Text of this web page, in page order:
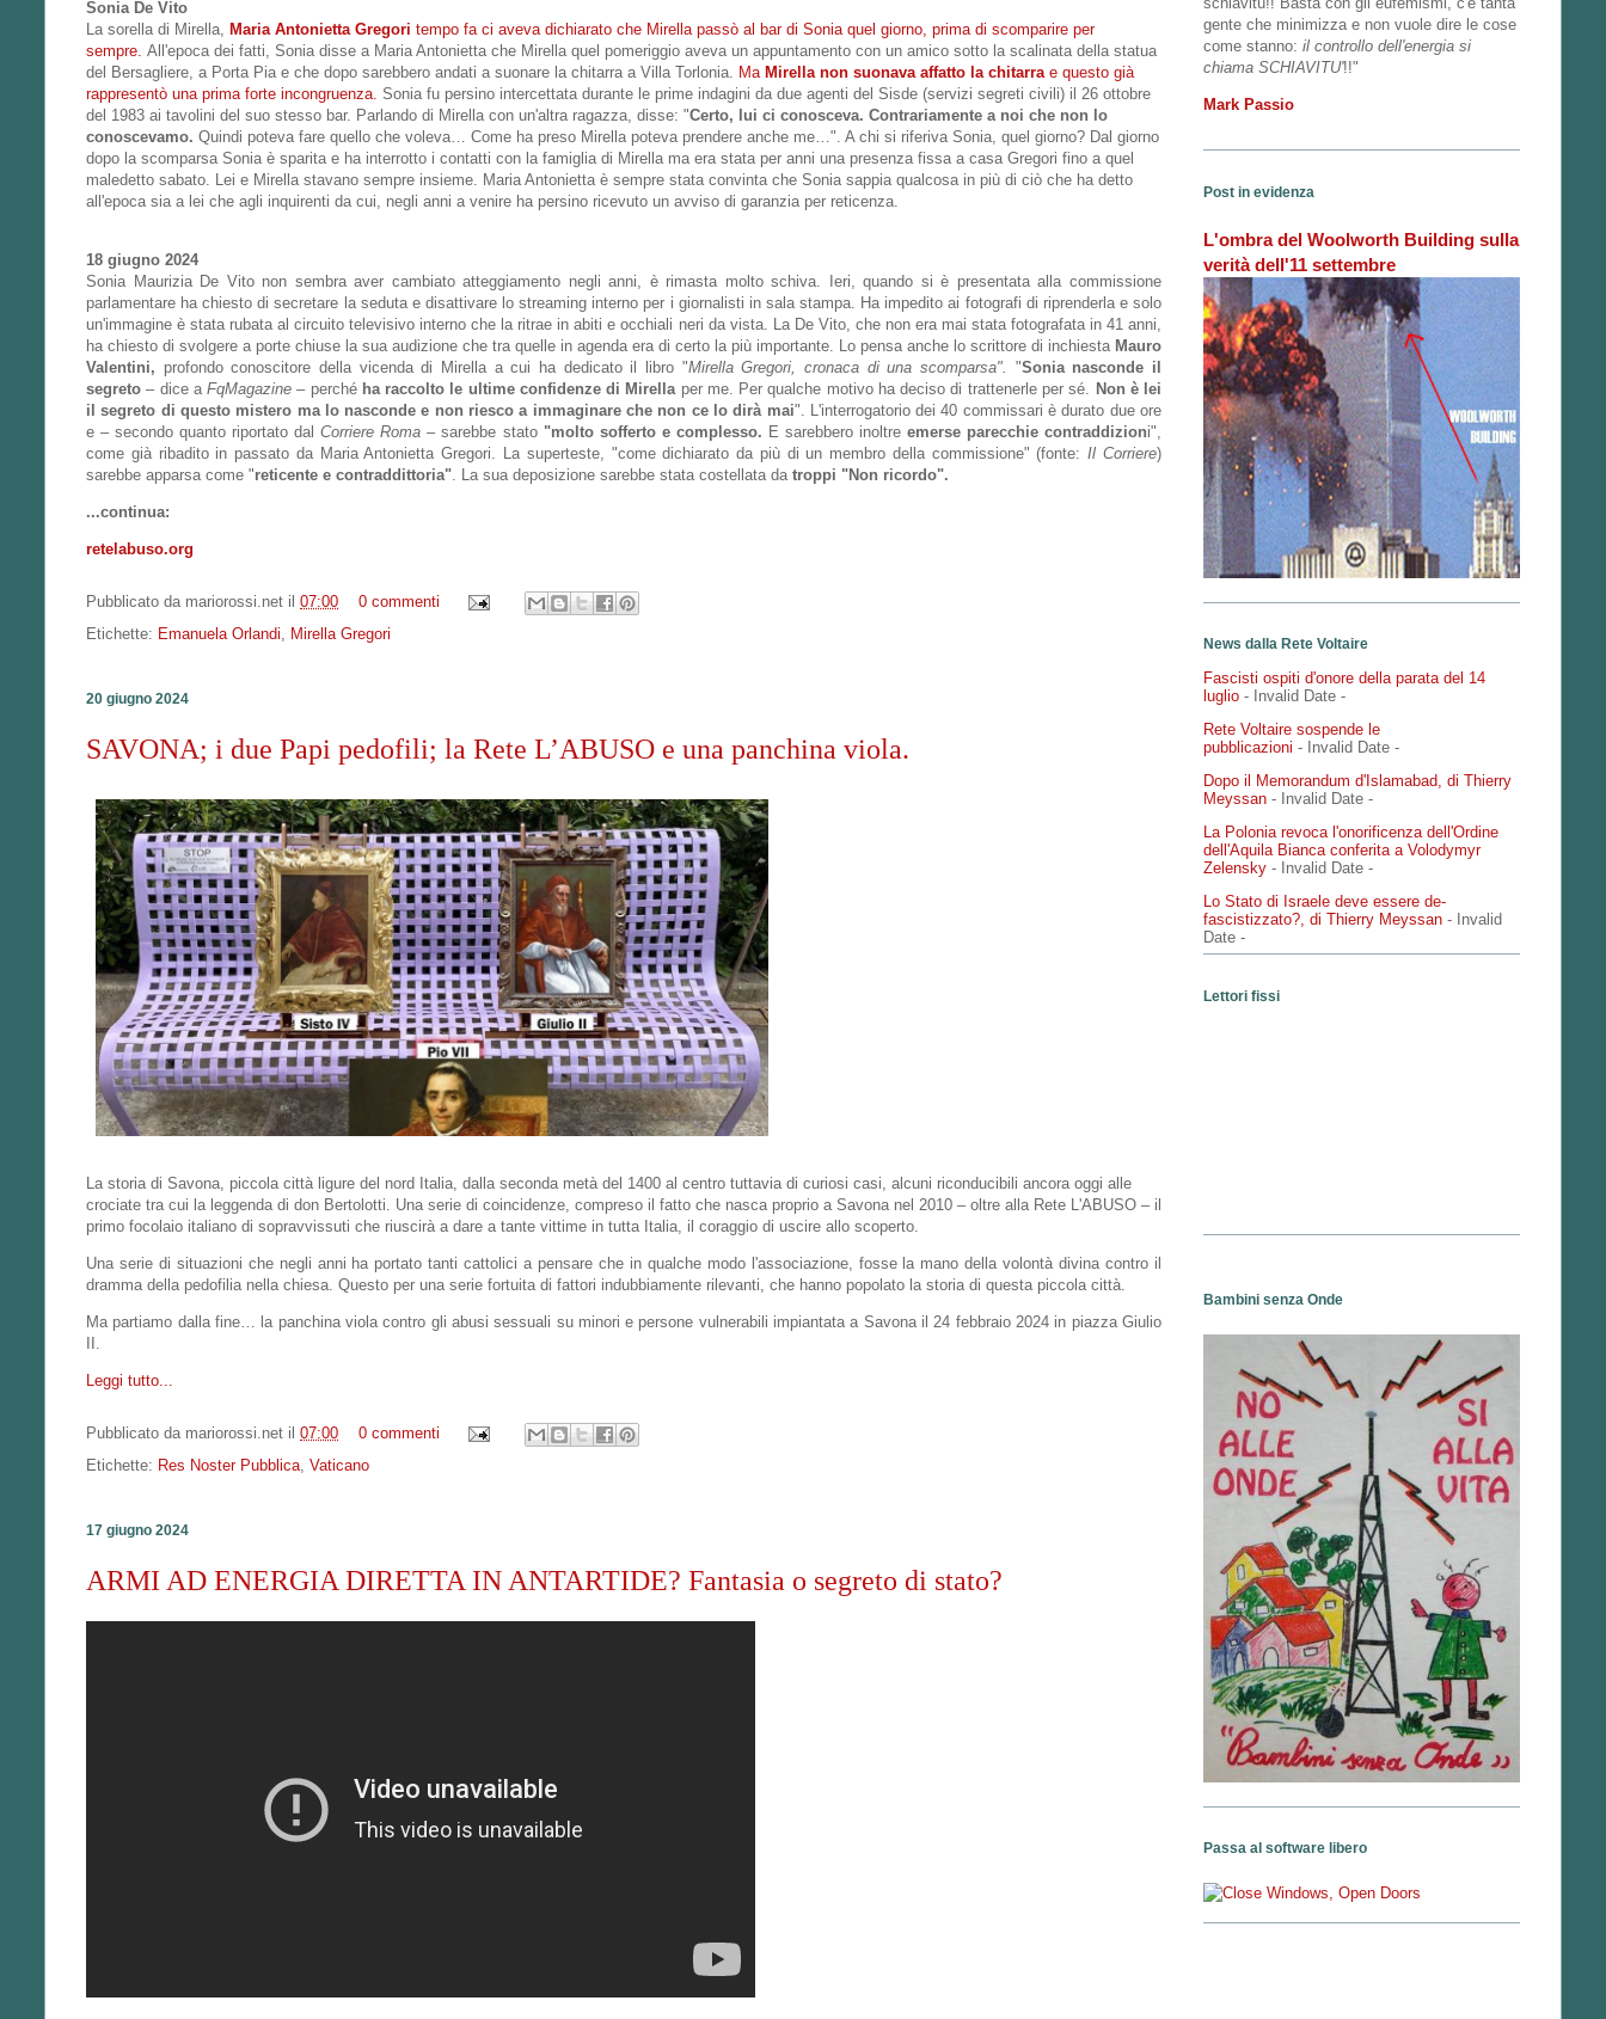
Sonia De Vito
La sorella di Mirella, Maria Antonietta Gregori tempo fa ci aveva dichiarato che Mirella passò al bar di Sonia quel giorno, prima di scomparire per
sempre. All'epoca dei fatti, Sonia disse a Maria Antonietta che Mirella quel pomeriggio aveva un appuntamento con un amico sotto la scalinata della statua
del Bersagliere, a Porta Pia e che dopo sarebbero andati a suonare la chitarra a Villa Torlonia. Ma Mirella non suonava affatto la chitarrae questo già
rappresentò una prima forte incongruenza. Sonia fu persino intercettata durante le prime indagini da due agenti del Sisde (servizi segreti civili) il 26 ottobre
del 1983 ai tavolini del suo stesso bar. Parlando di Mirella con un'altra ragazza, disse: "Certo, lui ci conosceva. Contrariamente a noi che non lo
conoscevamo. Quindi poteva fare quello che voleva… Come ha preso Mirella poteva prendere anche me…". A chi si riferiva Sonia, quel giorno? Dal giorno
dopo la scomparsa Sonia è sparita e ha interrotto i contatti con la famiglia di Mirella ma era stata per anni una presenza fissa a casa Gregori fino a quel
maledetto sabato. Lei e Mirella stavano sempre insieme. Maria Antonietta è sempre stata convinta che Sonia sappia qualcosa in più di ciò che ha detto
all'epoca sia a lei che agli inquirenti da cui, negli anni a venire ha persino ricevuto un avviso di garanzia per reticenza.
18 giugno 2024
Sonia Maurizia De Vito non sembra aver cambiato atteggiamento negli anni, è rimasta molto schiva. Ieri, quando si è presentata alla commissione
parlamentare ha chiesto di secretare la seduta e disattivare lo streaming interno per i giornalisti in sala stampa. Ha impedito ai fotografi di riprenderla e solo
un'immagine è stata rubata al circuito televisivo interno che la ritrae in abiti e occhiali neri da vista. La De Vito, che non era mai stata fotografata in 41 anni,
ha chiesto di svolgere a porte chiuse la sua audizione che tra quelle in agenda era di certo la più importante. Lo pensa anche lo scrittore di inchiesta Mauro
Valentini, profondo conoscitore della vicenda di Mirella a cui ha dedicato il libro "Mirella Gregori, cronaca di una scomparsa". "Sonia nasconde il
segreto – dice aFqMagazine – perché ha raccolto le ultime confidenze di Mirellaper me. Per qualche motivo ha deciso di trattenerle per sé. Non è lei
il segreto di questo mistero ma lo nasconde e non riesco a immaginare che non ce lo dirà mai". L'interrogatorio dei 40 commissari è durato due ore
e – secondo quanto riportato dalCorriere Roma – sarebbe stato "molto sofferto e complesso. E sarebbero inoltreemerse parecchie contraddizioni",
come già ribadito in passato da Maria Antonietta Gregori. La superteste, "come dichiarato da più di un membro della commissione" (fonte:Il Corriere)
sarebbe apparsa come "reticente e contraddittoria". La sua deposizione sarebbe stata costellata da troppi "Non ricordo".
...continua:
retelabuso.org
Pubblicato da mariorossi.net il 07:00
0 commenti
Etichette: Emanuela Orlandi, Mirella Gregori
20 giugno 2024
SAVONA; i due Papi pedofili; la Rete L’ABUSO e una panchina viola.
La storia di Savona, piccola città ligure del nord Italia, dalla seconda metà del 1400 al centro tuttavia di curiosi casi, alcuni riconducibili ancora oggi alle
crociate tra cui la leggenda di don Bertolotti. Una serie di coincidenze, compreso il fatto che nasca proprio a Savona nel 2010 – oltre alla Rete L'ABUSO – il
primo focolaio italiano di sopravvissuti che riuscirà a dare a tante vittime in tutta Italia, il coraggio di uscire allo scoperto.
Una serie di situazioni che negli anni ha portato tanti cattolici a pensare che in qualche modo l'associazione, fosse la mano della volontà divina contro il
dramma della pedofilia nella chiesa. Questo per una serie fortuita di fattori indubbiamente rilevanti, che hanno popolato la storia di questa piccola città.
Ma partiamo dalla fine… la panchina viola contro gli abusi sessuali su minori e persone vulnerabili impiantata a Savona il 24 febbraio 2024 in piazza Giulio
Leggi tutto...
Pubblicato da mariorossi.net il 07:00
0 commenti
Etichette: Res Noster Pubblica Vaticano
17 giugno 2024
ARMI AD ENERGIA DIRETTA IN ANTARTIDE? Fantasia o segreto di stato?
gente che minimizza e non vuole dire le cose
come stanno: il controllo dell'energia si
chiama SCHIAVITU'!!"
Mark Passio
Post in evidenza
L'ombra del Woolworth Building sulla
verità dell'11 settembre
News dalla Rete Voltaire
Fascisti ospiti d'onore della parata del 14
luglio - Invalid Date -
Rete Voltaire sospende le
pubblicazioni - Invalid Date -
Dopo il Memorandum d'Islamabad, di Thierry
Meyssan - Invalid Date -
La Polonia revoca l'onorificenza dell'Ordine
dell'Aquila Bianca conferita a Volodymyr
Zelensky - Invalid Date -
Lo Stato di Israele deve essere de-
fascistizzato?, di Thierry Meyssan - Invalid
Date -
Lettori fissi
Bambini senza Onde
Passa al software libero